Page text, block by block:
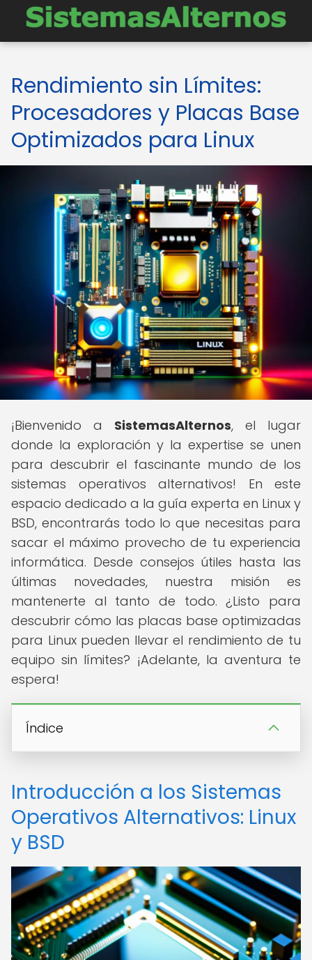
Rendimiento sin Límites:
Procesadores y Placas Base
Optimizados para Linux
¡Bienvenido a SistemasAlternos, el lugar
donde la exploración y la expertise se unen
para descubrir el fascinante mundo de los
sistemas operativos alternativos! En este
espacio dedicado a la guía experta en Linux y
BSD, encontrarás todo lo que necesitas para
sacar el máximo provecho de tu experiencia
informática. Desde consejos útiles hasta las
últimas novedades, nuestra misión es
mantenerte al tanto de todo. ¿Listo para
descubrir cómo las placas base optimizadas
para Linux pueden llevar el rendimiento de tu
equipo sin límites? ¡Adelante, la aventura te
espera!
Índice
Introducción a los Sistemas
Operativos Alternativos: Linux
y BSD